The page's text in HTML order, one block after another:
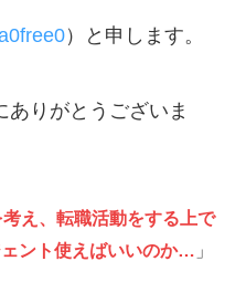
）と申します。
りがとうございま
え、転職活動をする上で
ント使えばいいのか… 」